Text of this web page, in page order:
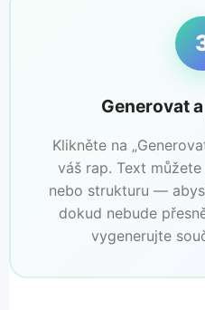
Generovat
Klikněte na
váš rap. Text
nebo strukturu —
dokud nebude
vygenerujte